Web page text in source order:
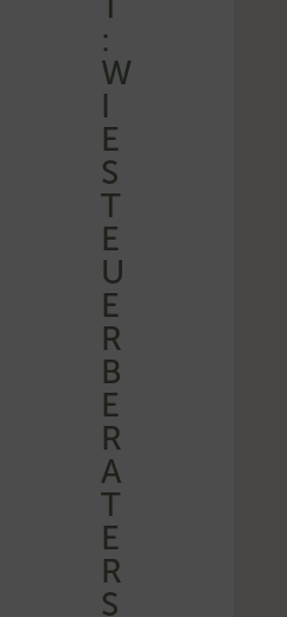
:
W
I
E
S
T
E
U
E
R
B
E
R
A
T
E
R
S